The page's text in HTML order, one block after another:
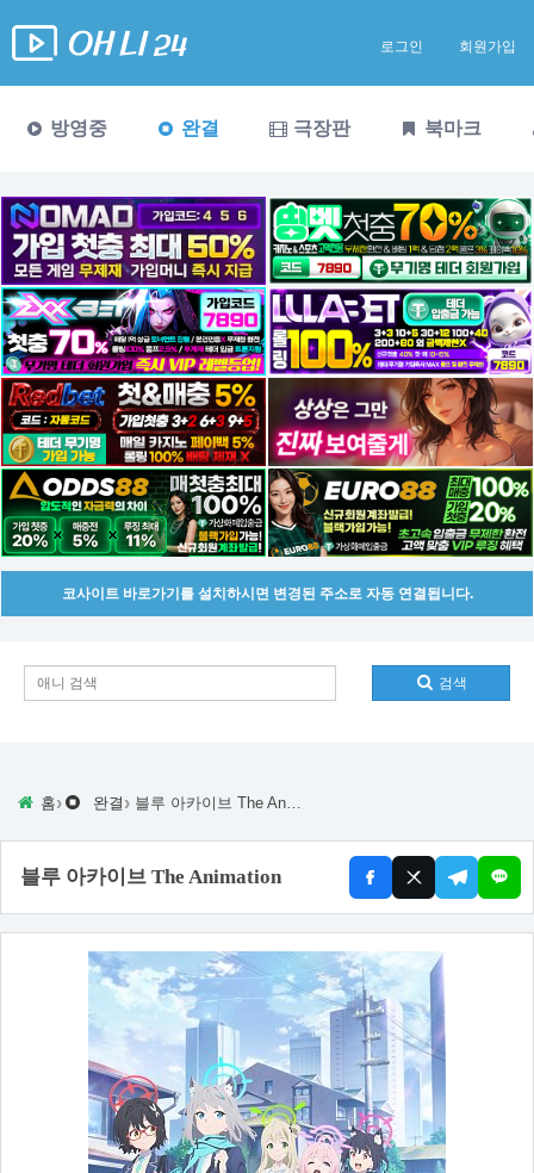
로그인 회원가입
방영중 완결 극장판 북마크
코사이트 바로가기를 설치하시면 변경된 주소로 자동 연결됩니다.
검색
홈› 완결 › 블루 아카이브 The Animation
블루 아카이브 The Animation